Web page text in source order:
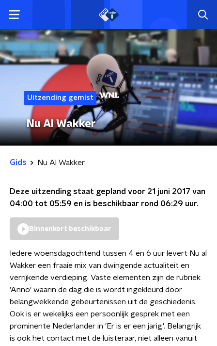
Uitzending gemist
Nu Al Wakker
Gids Nu Al Wakker
Deze uitzending staat gepland voor 21 juni 2017 van
04:00 tot 05:59 en is beschikbaar rond 06:29 uur.
Binnenkort beschikbaar
Iedere woensdagochtend tussen 4 en 6 uur levert Nu al
Wakker een fraaie mix van dwingende actualiteit en
verrijkende verdieping. Vaste elementen zijn de rubriek
'Anno' waarin de dag die is wordt ingekleurd door
belangwekkende gebeurtenissen uit de geschiedenis.
Ook is er wekelijks een persoonlijk gesprek met een
prominente Nederlander in 'Er is er een jarig'. Belangrijk
is ook het contact met de luisteraar, niet alleen vanuit